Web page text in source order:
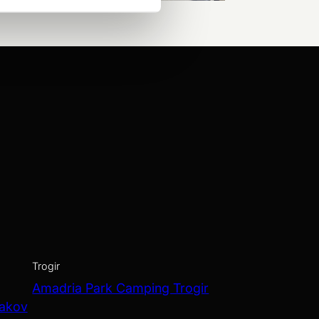
Trogir
Amadria Park Camping Trogir